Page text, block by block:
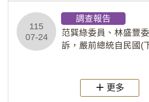
術倫理等情案調查報
31)
115
07-24
調查報告
范巽綠委員、林盛豐
訴，嚴前總統自民國(
過世後，總統府於89
繼續留住
更多